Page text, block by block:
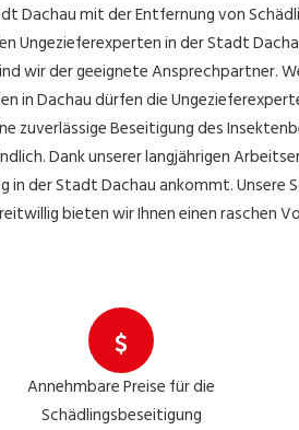
Dachau mit der Entfernung von
Ungezieferexperten in der Stadt
wir der geeignete Ansprechpartner.
in Dachau dürfen die
zuverlässige Beseitigung des
Dank unserer langjährigen
in der Stadt Dachau ankommt. Unsere
bieten wir Ihnen einen raschen
Annehmbare Preise für die
Schädlingsbeseitigung